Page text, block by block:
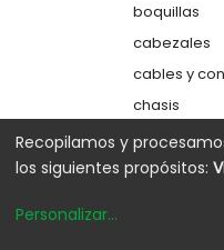
boquillas
cabezales
cables y
chasis
colectores
depósitos
Recopilamos y
los siguientes propósitos:
Personalizar...